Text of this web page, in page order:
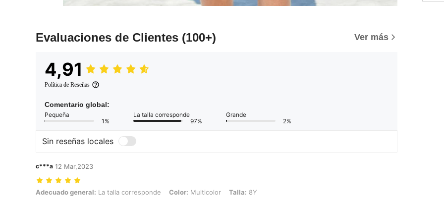
Evaluaciones de Clientes (100+) Ver más
4,91
Política de Reseñas
Comentario global:
Pequeña
1%
La talla corresponde
97%
Grande
2%
Sin reseñas locales
c***a 12 Mar,2023
Adecuado general: La talla corresponde, Color: Multicolor, Talla: 8Y
Adecuado general: La talla corresponde Color: Multicolor Talla: 8Y